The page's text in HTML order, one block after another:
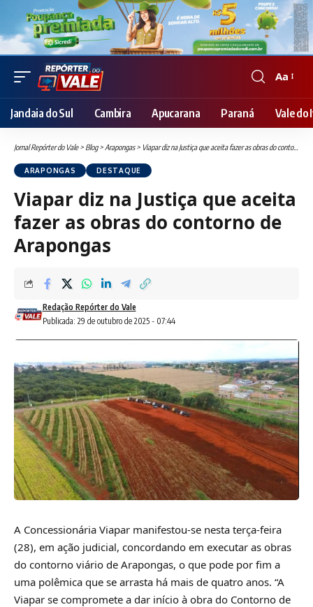
Font
Resizer
Aa
Jandaia do Sul Cambira Apucarana Paraná Vale do
Jornal Repórter do Vale> Blog>Arapongas> Viapar diz na Justiça que aceita fazer as obras do contorno de Arapongas
ARAPONGAS DESTAQUE
Viapar diz na Justiça que aceita
fazer as obras do contorno de
Arapongas
Publicada: 29 de outubro de 2025 - 07:44
Redação Repórter do Vale
A Concessionária Viapar manifestou-se nesta terça-feira
(28), em ação judicial, concordando em executar as obras
do contorno viário de Arapongas, o que pode por fim a
uma polêmica que se arrasta há mais de quatro anos. “A
Viapar se compromete a dar início à obra do Contorno de